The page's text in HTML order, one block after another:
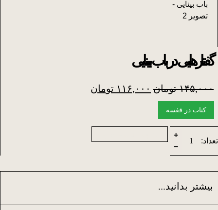
گفتارهایی در باب بینایی
۱۴۵,۰۰۰ تومان قیمت
اصلی
۱۱۶,۰۰۰ تومان
کتاب در قفسه
تعداد:
گفتارهایی
−
+
بیشتر بدانید...